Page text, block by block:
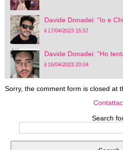
Davide Donadei: “Io e
il 17/04/2023 15:57
Davide Donadei: “Ho
il 16/04/2023 20:04
Sorry, the comment form is closed at
Search